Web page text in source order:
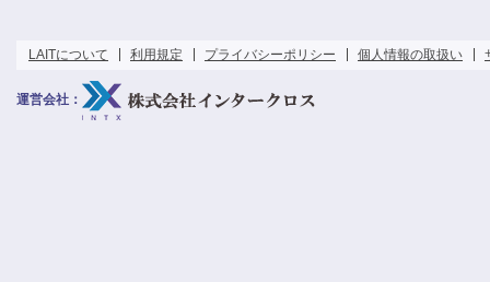
LAITについて 利用規定 プライバシーポリシー 個人情報の取扱い
運営会社：